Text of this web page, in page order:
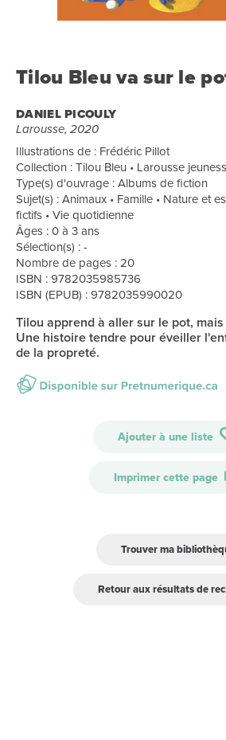
Tilou Bleu va sur le
DANIEL PICOULY
Larousse, 2020
Illustrations de : Frédéric Pillot
Collection : Tilou Bleu • Larousse
Type(s) d'ouvrage : Albums de fiction
Sujet(s) : Animaux • Famille • Nature et
fictifs • Vie quotidienne
Âges : 0 à 3 ans
Sélection(s) : -
Nombre de pages : 20
ISBN : 9782035985736
ISBN (EPUB) : 9782035990020
Tilou apprend à aller sur le pot,
Une histoire tendre pour éveiller
de la propreté.
Ajouter à une liste
Imprimer cette page
Trouver ma
Retour aux résultats de